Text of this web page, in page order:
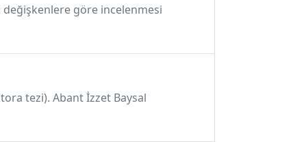
değişkenlere göre incelenmesi
tezi). Abant İzzet Baysal